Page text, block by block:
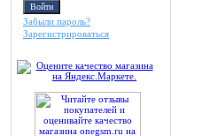
Забыли пароль?
Зарегистрироваться